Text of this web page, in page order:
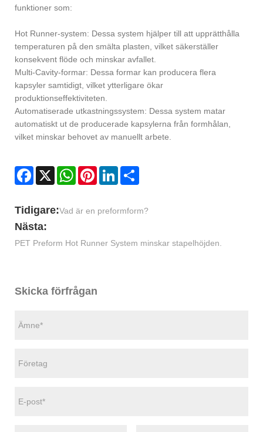
funktioner som:
Hot Runner-system: Dessa system hjälper till att upprätthålla
temperaturen på den smälta plasten, vilket säkerställer
konsekvent flöde och minskar avfallet.
Multi-Cavity-formar: Dessa formar kan producera flera
kapsyler samtidigt, vilket ytterligare ökar
produktionseffektiviteten.
Automatiserade utkastningssystem: Dessa system matar
automatiskt ut de producerade kapsylerna från formhålan,
vilket minskar behovet av manuellt arbete.
Facebook
X WhatsAppPinterestLinkedIn
Tidigare:Vad är en preformform?
Nästa:
PET Preform Hot Runner System minskar stapelhöjden.
Skicka förfrågan